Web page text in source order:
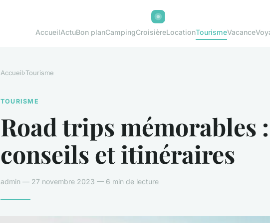
AccueilActuBon planCampingCroisièreLocationTourismeVacance
Accueil›Tourisme
TOURISME
Road trips mémorables :
conseils et itinéraires
admin — 27 novembre 2023 — 6 min de lecture